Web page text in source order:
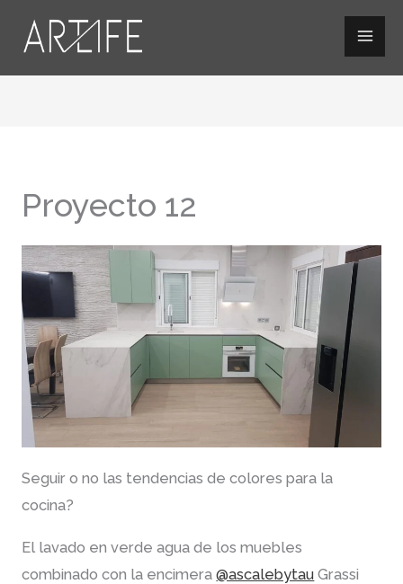
Proyecto 12
Seguir o no las tendencias de colores para la
cocina?
El lavado en verde agua de los muebles
combinado con la encimera@ascalebytau Grassi